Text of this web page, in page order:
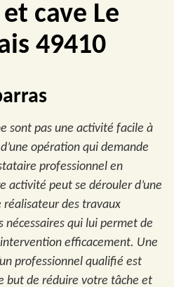
cave Le
49410
sont pas une activité facile à
opération qui demande
professionnel en
activité peut se dérouler d’une
réalisateur des travaux
nécessaires qui lui permet de
efficacement. Une
professionnel qualifié est
but de réduire votre tâche et